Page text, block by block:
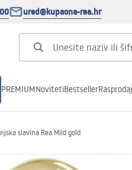
ured@kupaona-rea.hr
PREMIUMNovitetiBestseller
slavina Rea Mild gold